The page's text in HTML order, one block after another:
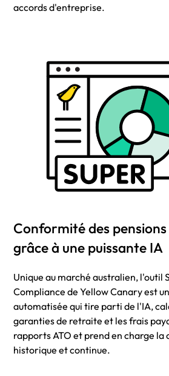
accords d'entreprise.
Conformité des
grâce à une puissante IA
Unique au marché australien, l'outil
Compliance de Yellow Canary est
automatisée qui tire parti de l'IA,
garanties de retraite et les frais
rapports ATO et prend en charge
historique et continue.